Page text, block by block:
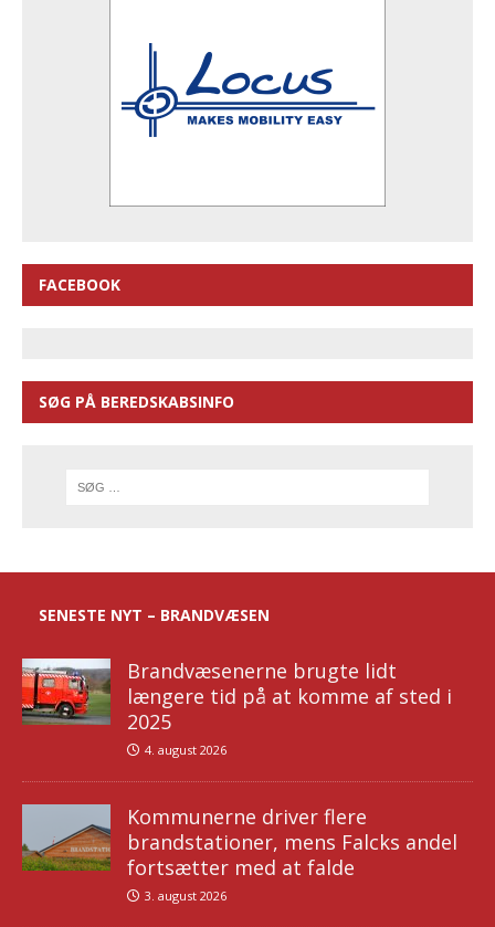
FACEBOOK
SØG PÅ BEREDSKABSINFO
SENESTE NYT – BRANDVÆSEN
Brandvæsenerne brugte lidt
længere tid på at komme af sted i
2025
4. august 2026
Kommunerne driver flere
brandstationer, mens Falcks andel
fortsætter med at falde
3. august 2026